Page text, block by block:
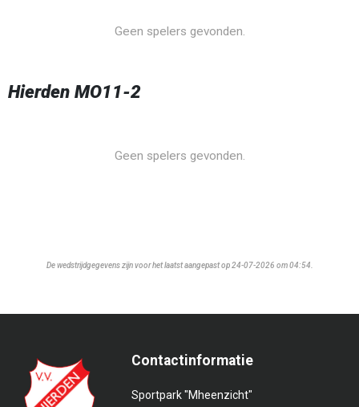
Geen spelers gevonden.
Hierden MO11-2
Geen spelers gevonden.
De wedstrijdgegevens zijn voor het laatst aangepast op 24-07-2026 om 04:54.
Contactinformatie
Sportpark "Mheenzicht"